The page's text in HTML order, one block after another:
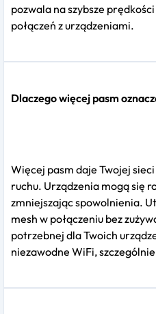
pozwala na szybsze
połączeń z urządzeniami.
Dlaczego więcej pasm
Więcej pasm daje Twojej
ruchu. Urządzenia mogą się
zmniejszając spowolnienia.
mesh w połączeniu bez
potrzebnej dla Twoich
niezawodne WiFi,